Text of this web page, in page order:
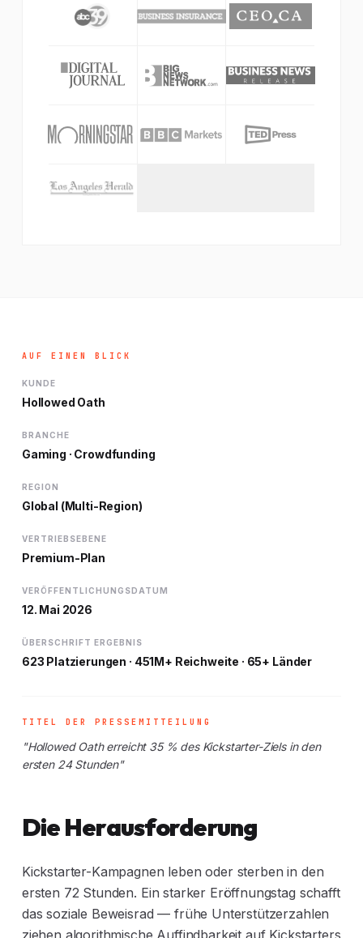
AUF EINEN BLICK
KUNDE
Hollowed Oath
BRANCHE
Gaming · Crowdfunding
REGION
Global (Multi-Region)
VERTRIEBSEBENE
Premium-Plan
VERÖFFENTLICHUNGSDATUM
12. Mai 2026
ÜBERSCHRIFT ERGEBNIS
623 Platzierungen · 451M+ Reichweite · 65+ Länder
TITEL DER PRESSEMITTEILUNG
"Hollowed Oath erreicht 35 % des Kickstarter-Ziels in den
ersten 24 Stunden"
Die Herausforderung
Kickstarter-Kampagnen leben oder sterben in den
ersten 72 Stunden. Ein starker Eröffnungstag schafft
das soziale Beweisrad — frühe Unterstützerzahlen
ziehen algorithmische Auffindbarkeit auf Kickstarters